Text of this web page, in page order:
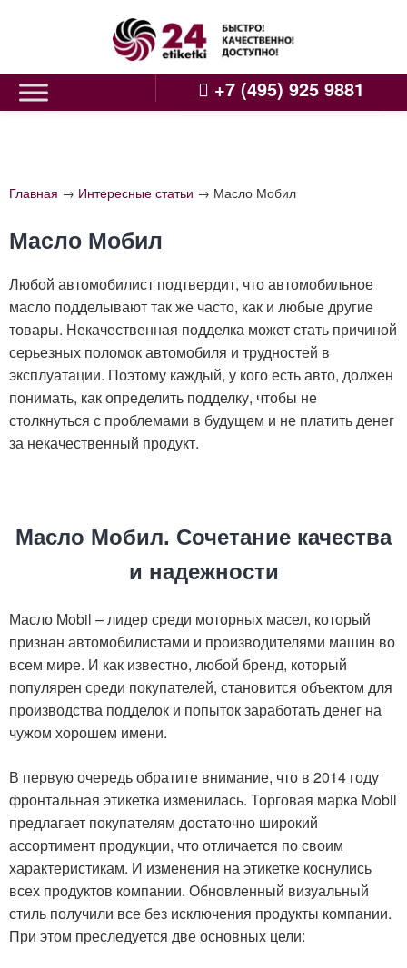
+7 (495) 925 9881
Главная → Интересные статьи → Масло Мобил
Масло Мобил
Любой автомобилист подтвердит, что автомобильное
масло подделывают так же часто, как и любые другие
товары. Некачественная подделка может стать причиной
серьезных поломок автомобиля и трудностей в
эксплуатации. Поэтому каждый, у кого есть авто, должен
понимать, как определить подделку, чтобы не
столкнуться с проблемами в будущем и не платить денег
за некачественный продукт.
Масло Мобил. Сочетание качества
и надежности
Масло Mobil – лидер среди моторных масел, который
признан автомобилистами и производителями машин во
всем мире. И как известно, любой бренд, который
популярен среди покупателей, становится объектом для
производства подделок и попыток заработать денег на
чужом хорошем имени.
В первую очередь обратите внимание, что в 2014 году
фронтальная этикетка изменилась. Торговая марка Mobil
предлагает покупателям достаточно широкий
ассортимент продукции, что отличается по своим
характеристикам. И изменения на этикетке коснулись
всех продуктов компании. Обновленный визуальный
стиль получили все без исключения продукты компании.
При этом преследуется две основных цели: